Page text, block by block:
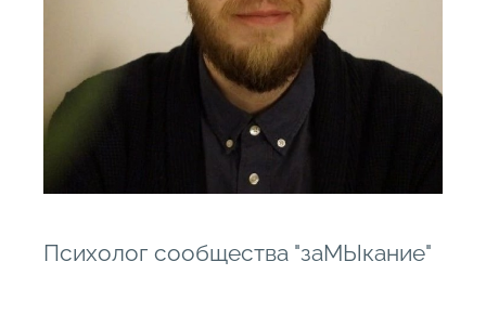
Психолог сообщества "заМЫкание"